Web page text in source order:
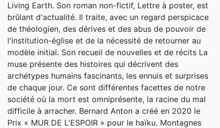
Living Earth. Son roman non-fictif, Lettre à poster, est
brûlant d'actualité. Il traite, avec un regard perspicace
de théologien, des dérives et des abus de pouvoir de
l'institution-église et de la nécessité de retourner au
modèle initial. Son recueil de nouvelles et de récits La
muse présente des histoires qui décrivent des
archétypes humains fascinants, les ennuis et surprises
de chaque jour. Ce sont différentes facettes de notre
société où la mort est omniprésente, la racine du mal
difficile à arracher. Bernard Anton a créé en 2020 le
Prix « MUR DE L'ESPOIR » pour le haïku. Montagnes